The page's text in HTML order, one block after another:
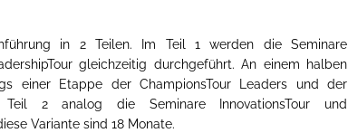
in 2 Teilen. Im Teil 1 werden die Seminare
gleichzeitig durchgeführt. An einem halben
einer Etappe der ChampionsTour Leaders und der
Teil 2 analog die Seminare InnovationsTour und
Variante sind 18 Monate.